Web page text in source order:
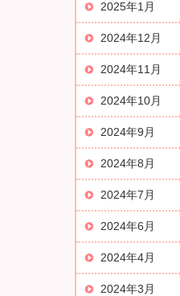
2025年1月
2024年12月
2024年11月
2024年10月
2024年9月
2024年8月
2024年7月
2024年6月
2024年4月
2024年3月